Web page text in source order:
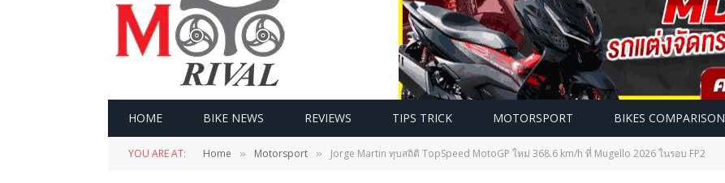
HOME BIKE NEWS REVIEWS TIPS TRICK MOTORSPORT BIKES COMPARISON
YOU ARE AT: Home » Motorsport » Jorge Martin ทุบสถิติ TopSpeed MotoGP ใหม่ 368.6 km/h ที่ Mugello 2026 ในรอบ FP2